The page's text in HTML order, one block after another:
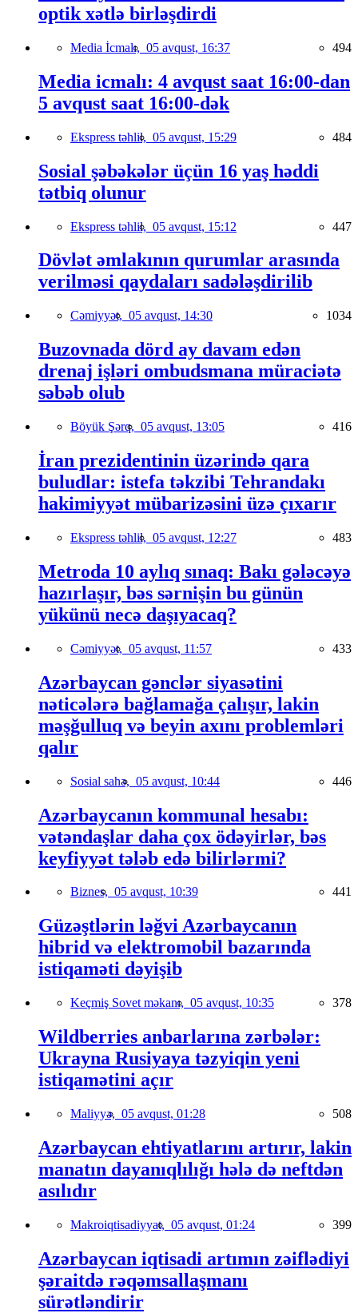
optik xətlə birləşdirdi
Media İcmalı, 05 avqust, 16:37 494
Media icmalı: 4 avqust saat 16:00-dan
5 avqust saat 16:00-dək
Ekspress təhlil, 05 avqust, 15:29 484
Sosial şəbəkələr üçün 16 yaş həddi
tətbiq olunur
Ekspress təhlil, 05 avqust, 15:12 447
Dövlət əmlakının qurumlar arasında
verilməsi qaydaları sadələşdirilib
Cəmiyyət, 05 avqust, 14:30 1034
Buzovnada dörd ay davam edən
drenaj işləri ombudsmana müraciətə
səbəb olub
Böyük Şərq, 05 avqust, 13:05 416
İran prezidentinin üzərində qara
buludlar: istefa təkzibi Tehrandakı
hakimiyyət mübarizəsini üzə çıxarır
Ekspress təhlil, 05 avqust, 12:27 483
Metroda 10 aylıq sınaq: Bakı gələcəyə
hazırlaşır, bəs sərnişin bu günün
yükünü necə daşıyacaq?
Cəmiyyət, 05 avqust, 11:57 433
Azərbaycan gənclər siyasətini
nəticələrə bağlamağa çalışır, lakin
məşğulluq və beyin axını problemləri
qalır
Sosial sahə, 05 avqust, 10:44 446
Azərbaycanın kommunal hesabı:
vətəndaşlar daha çox ödəyirlər, bəs
keyfiyyət tələb edə bilirlərmi?
Biznes, 05 avqust, 10:39 441
Güzəştlərin ləğvi Azərbaycanın
hibrid və elektromobil bazarında
istiqaməti dəyişib
Keçmiş Sovet məkanı, 05 avqust, 10:35 378
Wildberries anbarlarına zərbələr:
Ukrayna Rusiyaya təzyiqin yeni
istiqamətini açır
Maliyyə, 05 avqust, 01:28 508
Azərbaycan ehtiyatlarını artırır, lakin
manatın dayanıqlılığı hələ də neftdən
asılıdır
Makroiqtisadiyyat, 05 avqust, 01:24 399
Azərbaycan iqtisadi artımın zəiflədiyi
şəraitdə rəqəmsallaşmanı
sürətləndirir